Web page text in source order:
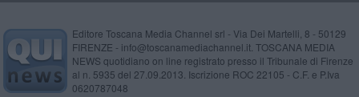
Editore Toscana Media Channel srl - Via Dei Martelli, 8 - 50129
FIRENZE - info@toscanamediachannel.it. TOSCANA MEDIA
NEWS quotidiano on line registrato presso il Tribunale di Firenze
al n. 5935 del 27.09.2013. Iscrizione ROC 22105 - C.F. e P.Iva
0620787048